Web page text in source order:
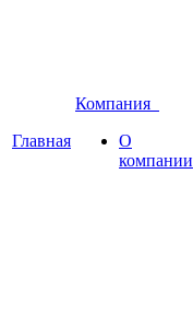
Главная
Компания
О
компании